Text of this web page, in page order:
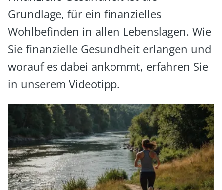
Grundlage, für ein finanzielles
Wohlbefinden in allen Lebenslagen. Wie
Sie finanzielle Gesundheit erlangen und
worauf es dabei ankommt, erfahren Sie
in unserem Videotipp.
Datenschutzinformationen